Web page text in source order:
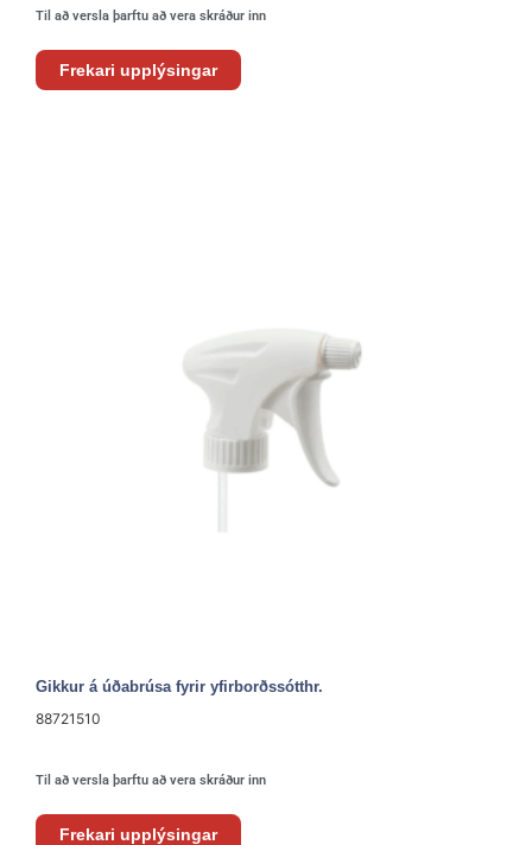
Til að versla þarftu að vera skráður inn
Frekari upplýsingar
Gikkur á úðabrúsa fyrir yfirborðssótthr.
88721510
Til að versla þarftu að vera skráður inn
Frekari upplýsingar